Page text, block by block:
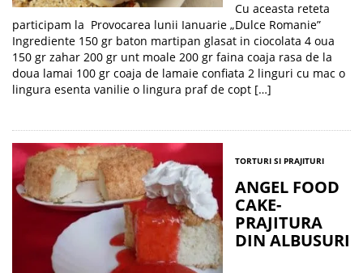
Cu aceasta reteta
participam la Provocarea lunii Ianuarie „Dulce Romanie”
Ingrediente 150 gr baton martipan glasat in ciocolata 4 oua
150 gr zahar 200 gr unt moale 200 gr faina coaja rasa de la
doua lamai 100 gr coaja de lamaie confiata 2 linguri cu mac o
lingura esenta vanilie o lingura praf de copt […]
TORTURI SI PRAJITURI
ANGEL FOOD
CAKE-
PRAJITURA
DIN ALBUSURI